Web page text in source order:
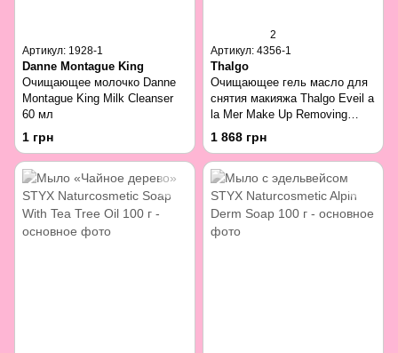
Артикул: 1928-1
Danne Montague King
Очищающее молочко Danne
Montague King Milk Cleanser
60 мл
1 грн
2
Артикул: 4356-1
Thalgo
Очищающее гель масло для
снятия макияжа Thalgo Eveil a
la Mer Make Up Removing
Cleansing Gel Oil 125 мл
1 868 грн